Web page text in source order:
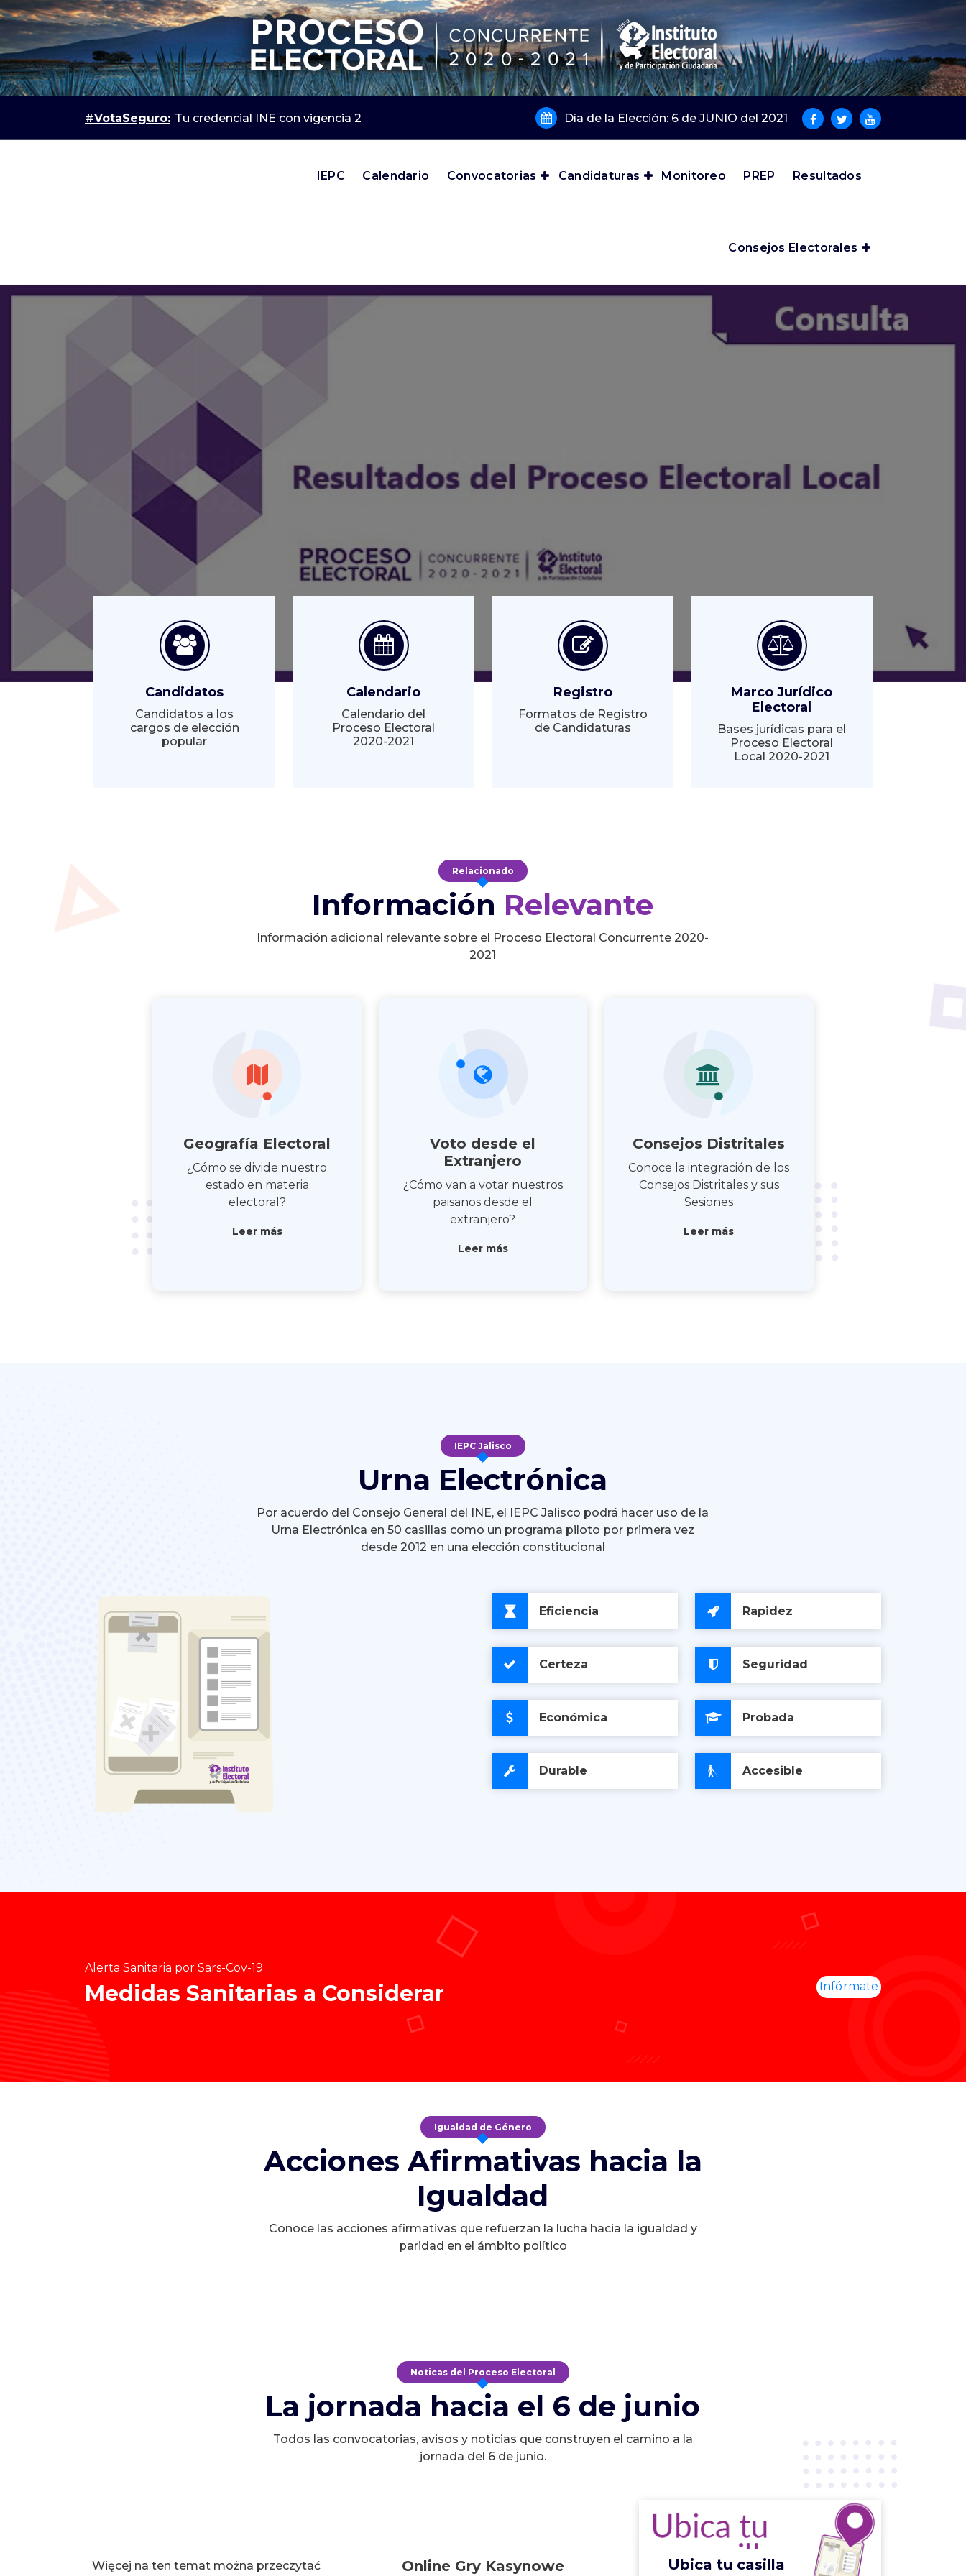
#VotaSeguro: Tu credencial INE con vigencia 2019 y 2020 Día de la Elección: 6 de JUNIO del 2021
IEPC Calendario Convocatorias Candidaturas Monitoreo PREP Resultados
Consejos Electorales
Resultados Proceso Electoral
2020-2021
Ya puedes consultar los resultados ACTUALIZADOS
Consulta
Candidatos
Candidatos a los
cargos de elección
popular
Calendario
Calendario del
Proceso Electoral
2020-2021
Registro
Formatos de Registro
de Candidaturas
Marco Jurídico
Electoral
Bases jurídicas para el
Proceso Electoral
Local 2020-2021
Relacionado
Información Relevante
Información adicional relevante sobre el Proceso Electoral Concurrente 2020-
2021
Geografía Electoral
¿Cómo se divide nuestro
estado en materia
electoral?
Leer más
Voto desde el
Extranjero
¿Cómo van a votar nuestros
paisanos desde el
extranjero?
Leer más
Consejos Distritales
Conoce la integración de los
Consejos Distritales y sus
Sesiones
Leer más
IEPC Jalisco
Urna Electrónica
Por acuerdo del Consejo General del INE, el IEPC Jalisco podrá hacer uso de la
Urna Electrónica en 50 casillas como un programa piloto por primera vez
desde 2012 en una elección constitucional
Eficiencia Rapidez
Certeza Seguridad
Económica Probada
Durable Accesible
Alerta Sanitaria por Sars-Cov-19
Medidas Sanitarias a Considerar Infórmate
Igualdad de Género
Acciones Afirmativas hacia la
Igualdad
Conoce las acciones afirmativas que refuerzan la lucha hacia la igualdad y
paridad en el ámbito político
Noticas del Proceso Electoral
La jornada hacia el 6 de junio
Todos las convocatorias, avisos y noticias que construyen el camino a la
jornada del 6 de junio.
Więcej na ten temat można przeczytać
Online Gry Kasynowe
Online Gry Kasynowe Ubica tu casilla